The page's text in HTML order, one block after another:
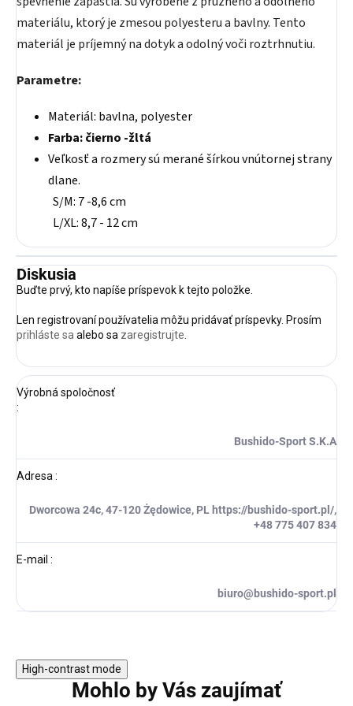
materiálu, ktorý je zmesou polyesteru a bavlny. Tento
materiál je príjemný na dotyk a odolný voči roztrhnutiu.
Parametre:
Materiál: bavlna, polyester
Farba: čierno -žltá
Veľkosť a rozmery sú merané šírkou vnútornej strany
dlane.
S/M: 7 -8,6 cm
L/XL: 8,7 - 12 cm
Diskusia
Buďte prvý, kto napíše príspevok k tejto položke.
Len registrovaní používatelia môžu pridávať príspevky. Prosím
prihláste sa alebo sa zaregistrujte
Výrobná spoločnosť
:
Bushido-Sport S.K.A
Adresa :
Dworcowa 24c, 47-120 Żędowice, PL https://bushido-sport.pl/,
+48 775 407 834
E-mail :
biuro@bushido-sport.pl
High-contrast mode
Mohlo by Vás zaujímať